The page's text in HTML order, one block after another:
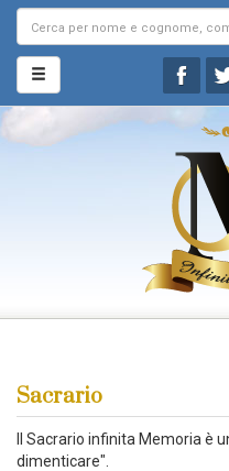
Sacrario
Il Sacrario infinita Memoria è
dimenticare".